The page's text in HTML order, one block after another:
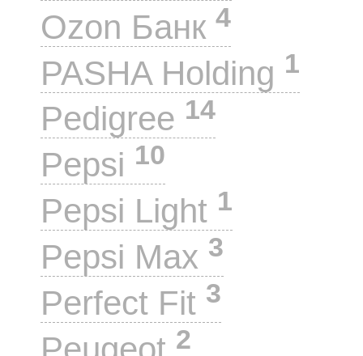
Ozon Банк 4
PASHA Holding 1
Pedigree 14
Pepsi 10
Pepsi Light 1
Pepsi Max 3
Perfect Fit 3
2